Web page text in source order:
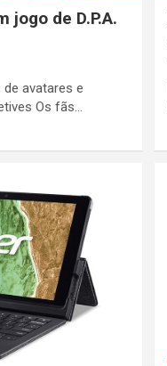
jogo de D.P.A.
avatares e
Os fãs…